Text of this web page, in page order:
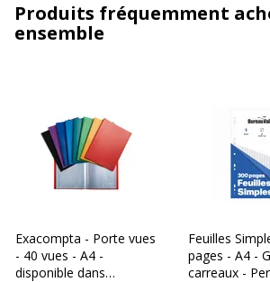
Produits fréquemment
ensemble
Exacompta - Porte vues
- 40 vues - A4 -
disponible dans
Feuilles
pages - A4 -
carreaux -